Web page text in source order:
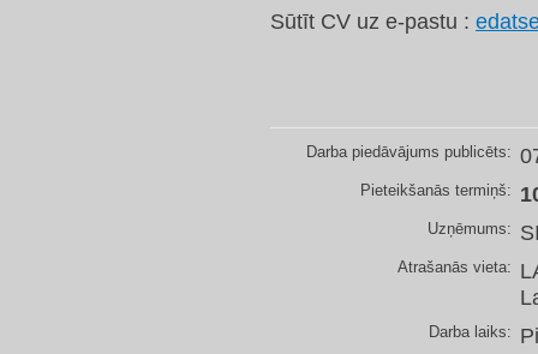
Sūtīt CV uz e-pastu :
Darba piedāvājums publicēts:
Pieteikšanās termiņš:
Uzņēmums:
Atrašanās vieta:
Darba laiks: